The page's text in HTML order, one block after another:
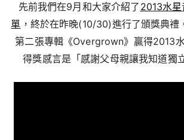
先前我們在9月和大家介紹了 2013水
單 ，終於在昨晚(10/30)進行了頒獎典
第二張專輯《Overgrown》贏得2013
得獎感言是「感謝父母親讓我知道獨